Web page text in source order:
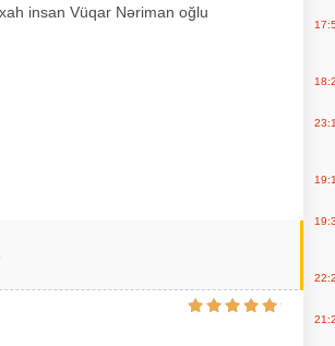
insan Vüqar Nəriman oğlu